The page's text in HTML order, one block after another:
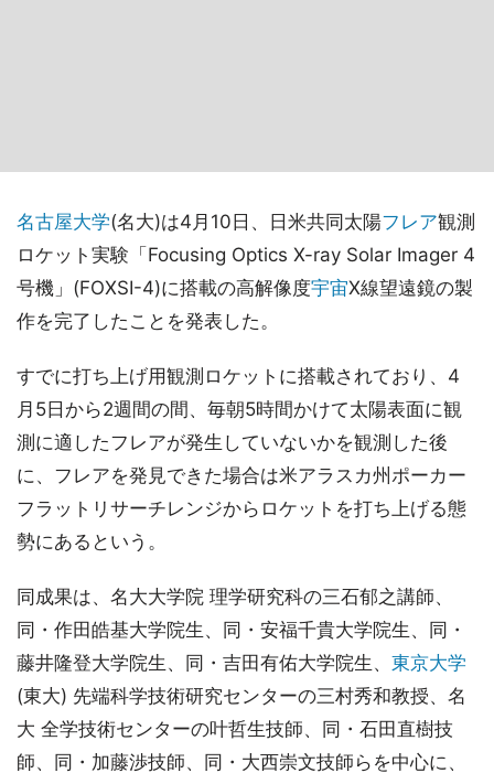
名古屋大学(名大)は4月10日、日米共同太陽フレア観測
ロケット実験「Focusing Optics X-ray Solar Imager 4
号機」(FOXSI-4)に搭載の高解像度宇宙X線望遠鏡の製
作を完了したことを発表した。
すでに打ち上げ用観測ロケットに搭載されており、4
月5日から2週間の間、毎朝5時間かけて太陽表面に観
測に適したフレアが発生していないかを観測した後
に、フレアを発見できた場合は米アラスカ州ポーカー
フラットリサーチレンジからロケットを打ち上げる態
勢にあるという。
同成果は、名大大学院 理学研究科の三石郁之講師、
同・作田皓基大学院生、同・安福千貴大学院生、同・
藤井隆登大学院生、同・吉田有佑大学院生、 東京大学
(東大) 先端科学技術研究センターの三村秀和教授、名
大 全学技術センターの叶哲生技師、同・石田直樹技
師、同・加藤渉技師、同・大西崇文技師らを中心に、